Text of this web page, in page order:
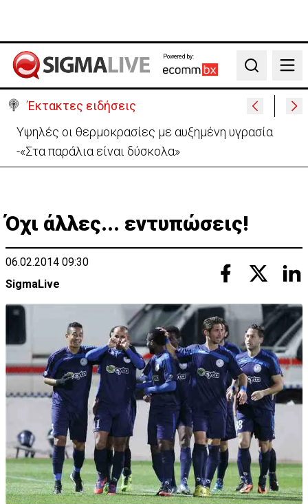
Powered by:
Search
Έκτακτες ειδήσεις
Υψηλές οι θερμοκρασίες με αυξημένη υγρασία
-«Στα παράλια είναι δύσκολα»
Όχι άλλες... εντυπώσεις!
06.02.2014 09:30
SigmaLive